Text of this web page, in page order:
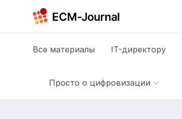
Все материалы IT-директору
Просто о цифровизации